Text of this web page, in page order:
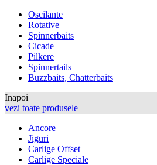
Oscilante
Rotative
Spinnerbaits
Cicade
Pilkere
Spinnertails
Buzzbaits, Chatterbaits
Inapoi
vezi toate produsele
Ancore
Jiguri
Carlige Offset
Carlige Speciale